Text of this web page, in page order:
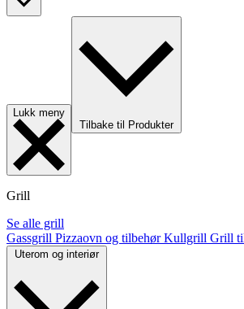
Lukk meny
Tilbake til Produkter
Grill
Se alle grill
Gassgrill Pizzaovn og tilbehørKullgrill Grill
Uterom og interiør